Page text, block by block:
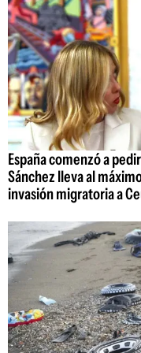
España comenzó a
Sánchez lleva al
invasión migratoria a